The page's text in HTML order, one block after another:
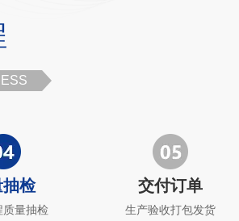
抽检
质量抽检
交付订单
生产验收打包发货